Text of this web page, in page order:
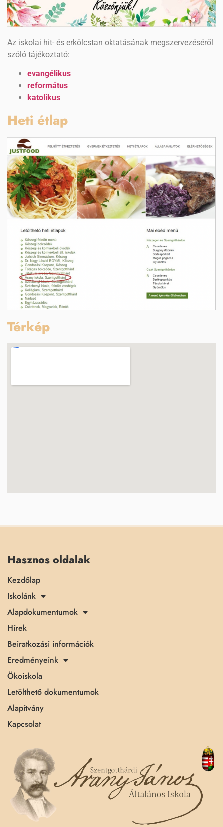
Az iskolai hit- és erkölcstan oktatásának megszervezéséről
szóló tájékoztató:
evangélikus
református
katolikus
Heti étlap
Térkép
Hasznos oldalak
Kezdőlap
Iskolánk
Alapdokumentumok
Hírek
Beiratkozási információk
Eredményeink
Ökoiskola
Letölthető dokumentumok
Alapítvány
Kapcsolat